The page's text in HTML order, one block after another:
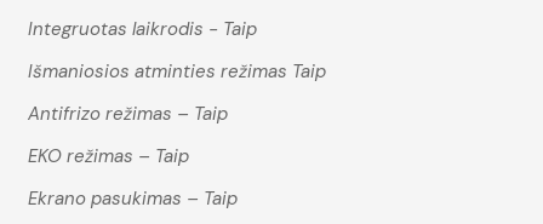
Integruotas laikrodis - Taip
Išmaniosios atminties režimas Taip
Antifrizo režimas – Taip
EKO režimas – Taip
Ekrano pasukimas – Taip